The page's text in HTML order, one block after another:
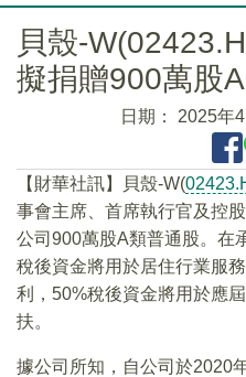
貝殼-
擬捐贈900萬股
日期： 2025年
【財華社訊】貝殼-W(
事會主席、首席執行官及控
公司900萬股A類普通股。在
稅後資金將用於居住行業服
利，50%稅後資金將用於應
扶。
據公司所知，自公司於2020